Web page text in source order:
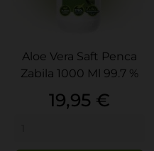
Aloe Vera Saft Penca
Zabila 1000 Ml 99.7 %
Preis
19,95 €